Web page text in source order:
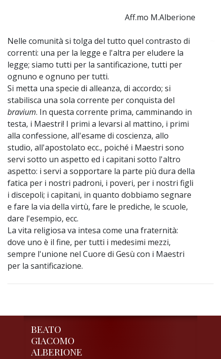
Aff.mo M.Alberione
Nelle comunità si tolga del tutto quel contrasto di
correnti: una per la legge e l'altra per eludere la
legge; siamo tutti per la santificazione, tutti per
ognuno e ognuno per tutti.
Si metta una specie di alleanza, di accordo; si
stabilisca una sola corrente per conquista del
bravium. In questa corrente prima, camminando in
testa, i Maestri! I primi a levarsi al mattino, i primi
alla confessione, all'esame di coscienza, allo
studio, all'apostolato ecc., poiché i Maestri sono
servi sotto un aspetto ed i capitani sotto l'altro
aspetto: i servi a sopportare la parte più dura della
fatica per i nostri padroni, i poveri, per i nostri figli
i discepoli; i capitani, in quanto dobbiamo segnare
e fare la via della virtù, fare le prediche, le scuole,
dare l'esempio, ecc.
La vita religiosa va intesa come una fraternità:
dove uno è il fine, per tutti i medesimi mezzi,
sempre l'unione nel Cuore di Gesù con i Maestri
per la santificazione.
BEATO
GIACOMO
ALBERIONE